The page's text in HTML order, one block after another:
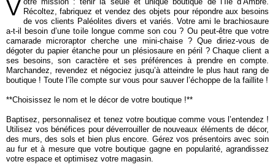
V Récoltez, fabriquez et vendez des objets pour répondre aux besoins
de vos clients Paléolites divers et variés. Votre ami le brachiosaure
a-t-il besoin d’une toile longue comme son cou ? Ou peut-être que votre
camarade microraptor cherche une mini-chaise ? Que diriez-vous de
dégoter du papier étanche pour un plésiosaure en péril ? Chaque client a
ses besoins, son caractère et ses préférences à prendre en compte.
Marchandez, revendez et négociez jusqu’à atteindre le plus haut rang de
boutique ! Toute l’île compte sur vous pour sauver l’échoppe de la faillite !
**Choisissez le nom et le décor de votre boutique !**
Baptisez, personnalisez et tenez votre boutique comme vous l’entendez !
Utilisez vos bénéfices pour déverrouiller de nouveaux éléments de décor,
des murs, des sols et bien plus encore. Gérez vos présentoirs avec soin
au fur et à mesure que votre boutique gagne en popularité, agrandissez
votre espace et optimisez votre magasin.